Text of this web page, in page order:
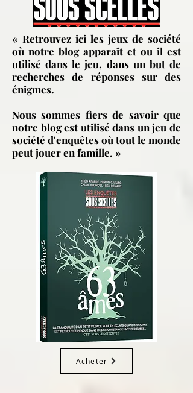
« Retrouvez ici les jeux de société
où notre blog apparaît et ou il est
utilisé dans le jeu, dans un but de
recherches de réponses sur des
énigmes.
Nous sommes fiers de savoir que
notre blog est utilisé dans un jeu de
société d'enquêtes où tout le monde
peut jouer en famille. »
Acheter